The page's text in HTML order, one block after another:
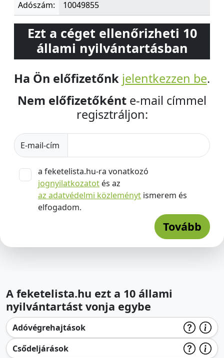
Adószám: 10049855
Ezt a céget ellenőrizheti 10
állami nyilvántartásban
Ha Ön előfizetőnk jelentkezzen be.
Nem előfizetőként e-mail címmel
regisztráljon:
E-mail-cím
a feketelista.hu-ra vonatkozó
jognyilatkozatot és az
az adatvédelmi közleményt ismerem és
elfogadom.
Tovább
A feketelista.hu ezt a 10 állami
nyilvántartást vonja egybe
Adóvégrehajtások
Csődeljárások